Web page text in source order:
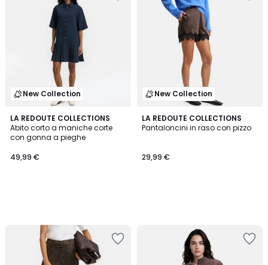
New Collection
LA REDOUTE COLLECTIONS
Abito corto a maniche corte
con gonna a pieghe
49,99 €
New Collection
LA REDOUTE COLLECTIONS
Pantaloncini in raso con pizzo
29,99 €